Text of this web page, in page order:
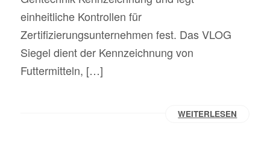
einheitliche Kontrollen für
Zertifizierungsunternehmen fest. Das VLOG
Siegel dient der Kennzeichnung von
Futtermitteln, […]
WEITERLESEN